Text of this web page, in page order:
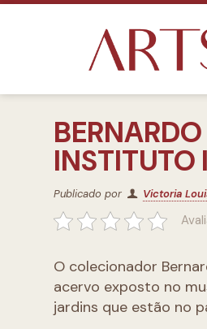
INSTITUTO
Publicado por Victoria
O colecionador
acervo exposto no
jardins que estão no